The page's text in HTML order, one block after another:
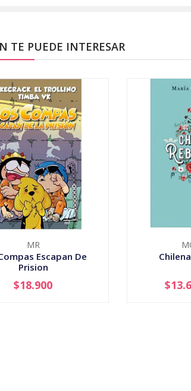
TE PUEDE INTERESAR
MR
Escapan De
Prision
+
$18.900